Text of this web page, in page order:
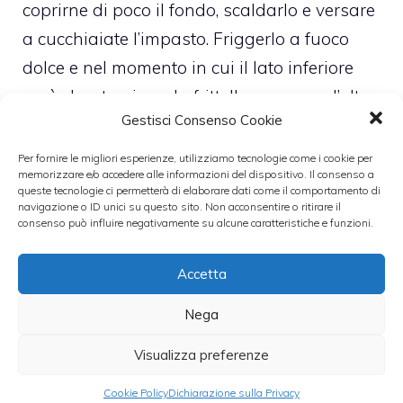
Gestisci Consenso Cookie
Per fornire le migliori esperienze, utilizziamo tecnologie come i cookie per
memorizzare e/o accedere alle informazioni del dispositivo. Il consenso a
queste tecnologie ci permetterà di elaborare dati come il comportamento di
navigazione o ID unici su questo sito. Non acconsentire o ritirare il
consenso può influire negativamente su alcune caratteristiche e funzioni.
Accetta
Nega
Visualizza preferenze
Cookie PolicyDichiarazione sulla Privacy
coprirne di poco il fondo, scaldarlo e versare
a cucchiaiate l’impasto. Friggerlo a fuoco
dolce e nel momento in cui il lato inferiore
sarà dorato girare la frittella e cuocere l’altro
Asciugare l’olio in eccesso con la carta
assorbente da cucina e spolverare la frittella
con lo zucchero a velo.
con salsa allo
Castagnaccio:
ricette con le